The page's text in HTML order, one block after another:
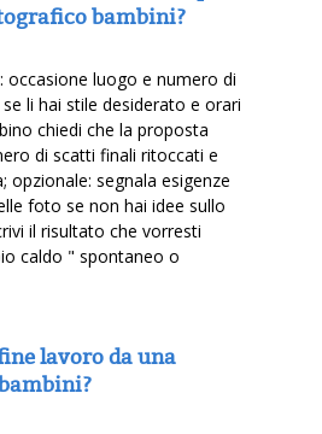
bambini?
occasione luogo e numero di
li hai stile desiderato e orari
chiedi che la proposta
di scatti finali ritoccati e
opzionale: segnala esigenze
foto se non hai idee sullo
il risultato che vorresti
caldo " spontaneo o
lavoro da una